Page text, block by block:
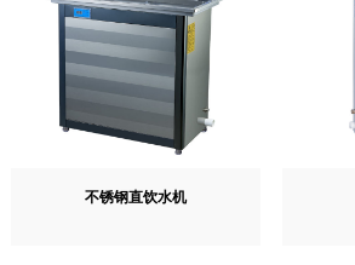
不锈钢直饮水机